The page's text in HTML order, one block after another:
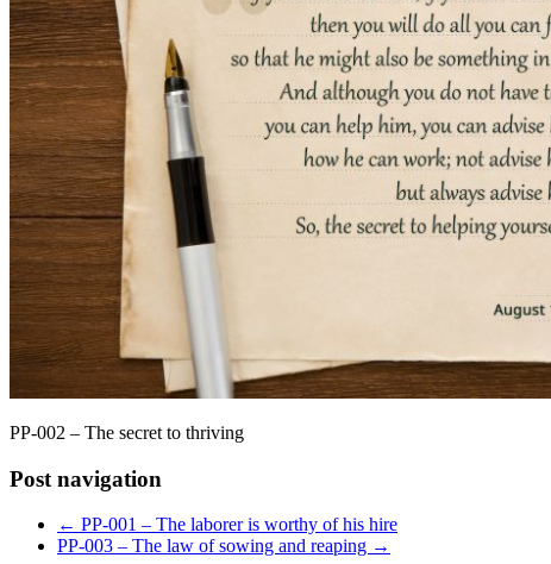
PP-002 – The secret to thriving
Post navigation
← PP-001 – The laborer is worthy of his hire
PP-003 – The law of sowing and reaping →